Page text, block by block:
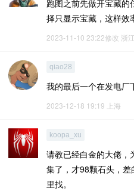
跑图之前先做开宝藏
择只显示宝藏，这样效
2023-11-10 23:22修改 浙江
qiao28
我的最后一个在发电厂
2023-12-18 19:19 上海
koopa_xu
请教已经白金的大佬，
集了，才98颗石头，
里找。